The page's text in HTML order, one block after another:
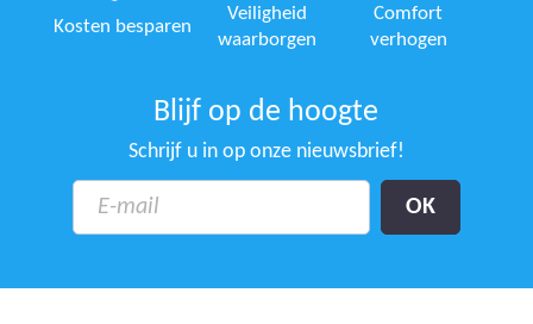
Kosten besparen
Veiligheid
waarborgen
Comfort
verhogen
Blijf op de hoogte
Schrijf u in op onze nieuwsbrief!